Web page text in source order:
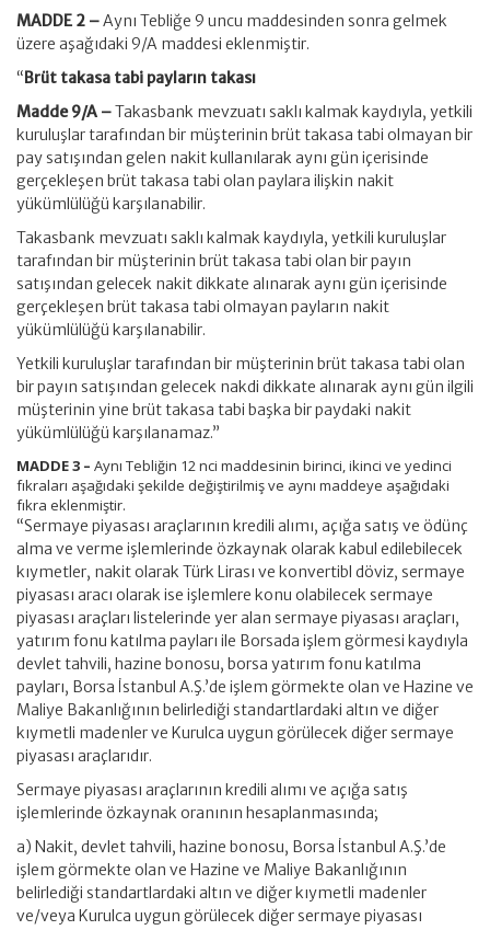
MADDE 2 –Aynı Tebliğe 9 uncu maddesinden sonra gelmek
üzere aşağıdaki 9/A maddesi eklenmiştir.
“Brüt takasa tabi payların takası
Madde 9/A –Takasbank mevzuatı saklı kalmak kaydıyla, yetkili
kuruluşlar tarafından bir müşterinin brüt takasa tabi olmayan bir
pay satışından gelen nakit kullanılarak aynı gün içerisinde
gerçekleşen brüt takasa tabi olan paylara ilişkin nakit
yükümlülüğü karşılanabilir.
Takasbank mevzuatı saklı kalmak kaydıyla, yetkili kuruluşlar
tarafından bir müşterinin brüt takasa tabi olan bir payın
satışından gelecek nakit dikkate alınarak aynı gün içerisinde
gerçekleşen brüt takasa tabi olmayan payların nakit
yükümlülüğü karşılanabilir.
Yetkili kuruluşlar tarafından bir müşterinin brüt takasa tabi olan
bir payın satışından gelecek nakdi dikkate alınarak aynı gün ilgili
müşterinin yine brüt takasa tabi başka bir paydaki nakit
yükümlülüğü karşılanamaz.”
MADDE 3 – Aynı Tebliğin 12 nci maddesinin birinci, ikinci ve yedinci
fıkraları aşağıdaki şekilde değiştirilmiş ve aynı maddeye aşağıdaki
fıkra eklenmiştir.
“Sermaye piyasası araçlarının kredili alımı, açığa satış ve ödünç
alma ve verme işlemlerinde özkaynak olarak kabul edilebilecek
kıymetler, nakit olarak Türk Lirası ve konvertibl döviz, sermaye
piyasası aracı olarak ise işlemlere konu olabilecek sermaye
piyasası araçları listelerinde yer alan sermaye piyasası araçları,
yatırım fonu katılma payları ile Borsada işlem görmesi kaydıyla
devlet tahvili, hazine bonosu, borsa yatırım fonu katılma
payları, Borsa İstanbul A.Ş.’de işlem görmekte olan ve Hazine ve
Maliye Bakanlığının belirlediği standartlardaki altın ve diğer
kıymetli madenler ve Kurulca uygun görülecek diğer sermaye
piyasası araçlarıdır.
Sermaye piyasası araçlarının kredili alımı ve açığa satış
işlemlerinde özkaynak oranının hesaplanmasında;
a) Nakit, devlet tahvili, hazine bonosu, Borsa İstanbul A.Ş.’de
işlem görmekte olan ve Hazine ve Maliye Bakanlığının
belirlediği standartlardaki altın ve diğer kıymetli madenler
ve/veya Kurulca uygun görülecek diğer sermaye piyasası